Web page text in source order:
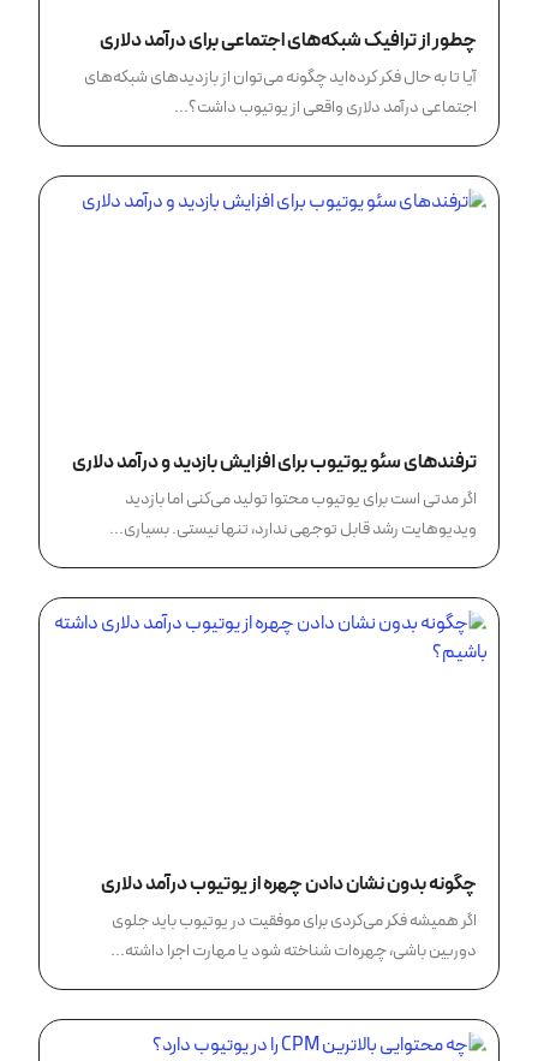
چطور از ترافیک شبکه‌های اجتماعی برای درآمد دلاری
یوتیوب استفاده کنیم؟
آیا تا به حال فکر کرده‌اید چگونه می‌توان از بازدیدهای شبکه‌های
اجتماعی درآمد دلاری واقعی از یوتیوب داشت؟...
ترفندهای سئو یوتیوب برای افزایش بازدید و درآمد دلاری
اگر مدتی است برای یوتیوب محتوا تولید می‌کنی اما بازدید
ویدیوهایت رشد قابل ‌توجهی ندارد، تنها نیستی. بسیاری...
چگونه بدون نشان دادن چهره از یوتیوب درآمد دلاری
داشته باشیم؟
اگر همیشه فکر می‌کردی برای موفقیت در یوتیوب باید جلوی
دوربین باشی، چهره‌ات شناخته شود یا مهارت اجرا داشته...